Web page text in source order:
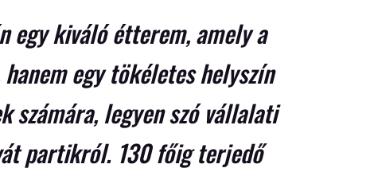
egy kiváló étterem, amely a
egy tökéletes helyszín
számára, legyen szó vállalati
partikról. 130 főig terjedő